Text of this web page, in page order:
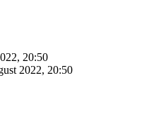
20:50
2022, 20:50